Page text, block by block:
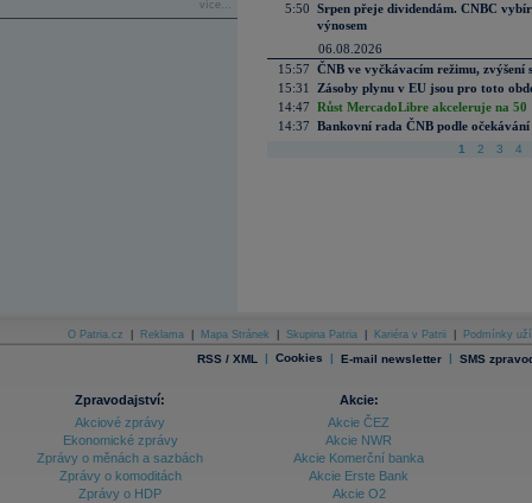
více...
5:50 Srpen přeje dividendám. CNBC
výnosem
06.08.2026
15:57 ČNB ve vyčkávacím režimu, zvýšení
15:31
Zásoby plynu v EU jsou pro toto
14:47 Růst MercadoLibre akceleruje na
14:37 Bankovní rada ČNB podle
1 2 3 4
O Patria.cz Reklama Mapa Stránek Skupina Patria Kariéra v Patrii Podmínky
RSS / XML | Cookies | E-mail newsletter | SMS
Zpravodajství:
Akciové zprávy
Ekonomické zprávy
Zprávy o měnách a sazbách
Zprávy o komoditách
Zprávy o HDP
Akcie:
Akcie ČEZ
Akcie NWR
Akcie Komerční banka
Akcie Erste Bank
Akcie O2